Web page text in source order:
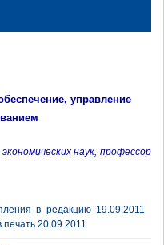
управление
наук, профессор
в редакцию 19.09.2011
печать 20.09.2011